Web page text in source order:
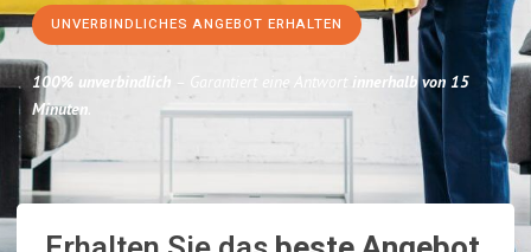
UNVERBINDLICHES ANGEBOT ERHALTEN
100% unverbindlich – Garantiert eine Antwort innerhalb von 15
Minuten.